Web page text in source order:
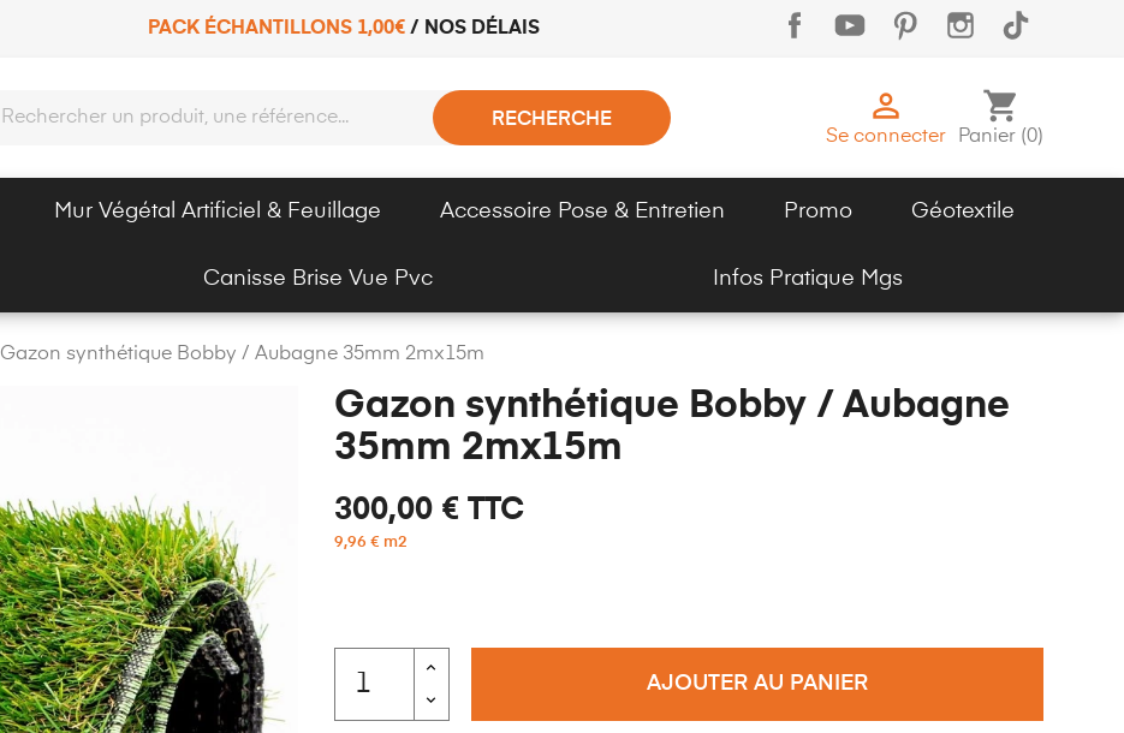
PACK ÉCHANTILLONS 1,00€ / NOS DÉLAIS
RECHERCHE 
Se connecter
shopping_cart
Panier (0)
Mur Végétal Artificiel & Feuillage Accessoire Pose & Entretien Promo Géotextile
Canisse Brise Vue Pvc Infos Pratique Mgs
Gazon synthétique Bobby / Aubagne 35mm 2mx15m
Gazon synthétique Bobby / Aubagne
35mm 2mx15m
300,00 € TTC
9,96 € m2
AJOUTER AU PANIER